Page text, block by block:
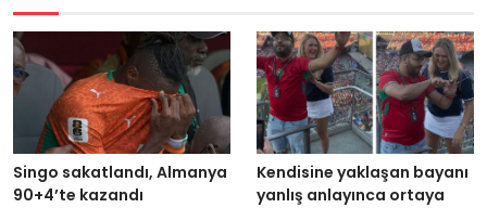
Singo sakatlandı, Almanya
90+4’te kazandı
Kendisine yaklaşan bayanı
yanlış anlayınca ortaya